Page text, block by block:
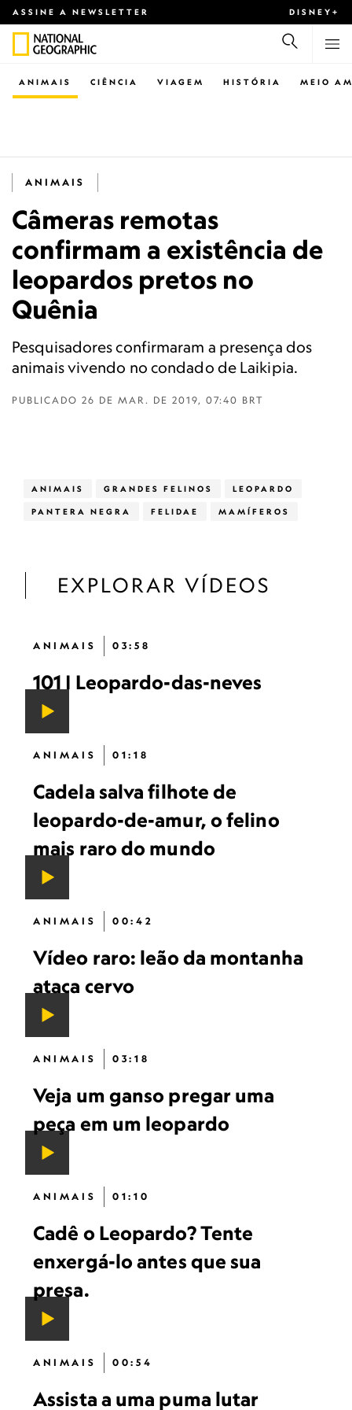
ASSINE A NEWSLETTER DISNEY+
CIÊNCIA VIAGEM
ANIMAIS HISTÓRIA MEIO
ANIMAIS
Câmeras remotas
confirmam a existência de
leopardos pretos no
Quênia
Pesquisadores confirmaram a presença dos
animais vivendo no condado de Laikipia.
PUBLICADO 26 DE MAR. DE 2019, 07:40 BRT
ANIMAIS GRANDES FELINOS LEOPARDO
PANTERA NEGRA FELIDAE MAMÍFEROS
EXPLORAR VÍDEOS
ANIMAIS 03:58
101 | Leopardo-das-neves
ANIMAIS 01:18
Cadela salva filhote de
leopardo-de-amur, o felino
mais raro do mundo
ANIMAIS 00:42
Vídeo raro: leão da montanha
ataca cervo
ANIMAIS 03:18
Veja um ganso pregar uma
peça em um leopardo
ANIMAIS 01:10
Cadê o Leopardo? Tente
enxergá-lo antes que sua
presa.
ANIMAIS 00:54
Assista a uma puma lutar